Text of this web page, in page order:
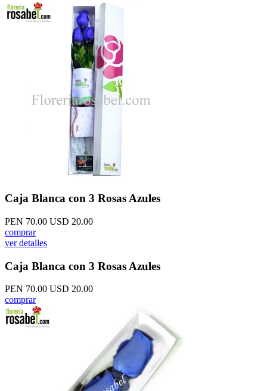
Caja Blanca con 3 Rosas Azules
PEN 70.00 USD 20.00
comprar
ver detalles
Caja Blanca con 3 Rosas Azules
PEN 70.00 USD 20.00
comprar